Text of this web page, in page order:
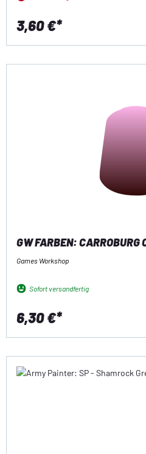
3,60 €*
GW FARBEN: CARROBURG
Games Workshop
Sofort versandfertig
6,30 €*